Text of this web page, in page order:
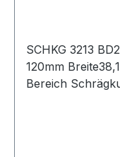
SCHKG 3213
120mm Breite38,1mm Weitere
Bereich